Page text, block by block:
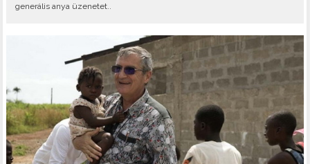
generális anya üzenetet..